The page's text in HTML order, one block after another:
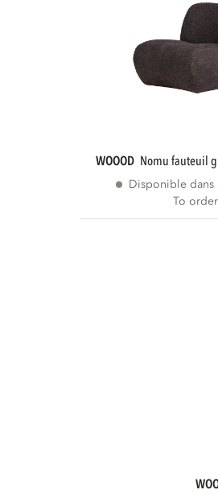
WOOOD nomu fauteuil
Disponible dans
To order